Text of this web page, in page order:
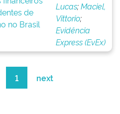
de
no Brasil
Lucas;Maciel,
Vittorio;
Evidência
Express (EvEx)
1 next